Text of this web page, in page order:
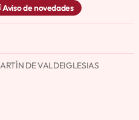
Aviso de novedades
DE VALDEIGLESIAS